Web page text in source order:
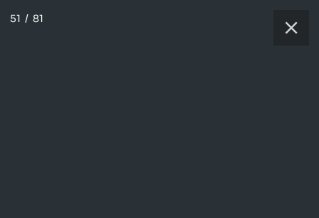
51 / 81